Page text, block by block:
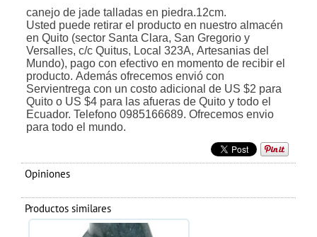
canejo de jade talladas en piedra.12cm.
Usted puede retirar el producto en nuestro almacén
en Quito (sector Santa Clara, San Gregorio y
Versalles, c/c Quitus, Local 323A, Artesanias del
Mundo), pago con efectivo en momento de recibir el
producto. Además ofrecemos envió con
Servientrega con un costo adicional de US $2 para
Quito o US $4 para las afueras de Quito y todo el
Ecuador. Telefono 0985166689. Ofrecemos envio
para todo el mundo.
Opiniones
Productos similares